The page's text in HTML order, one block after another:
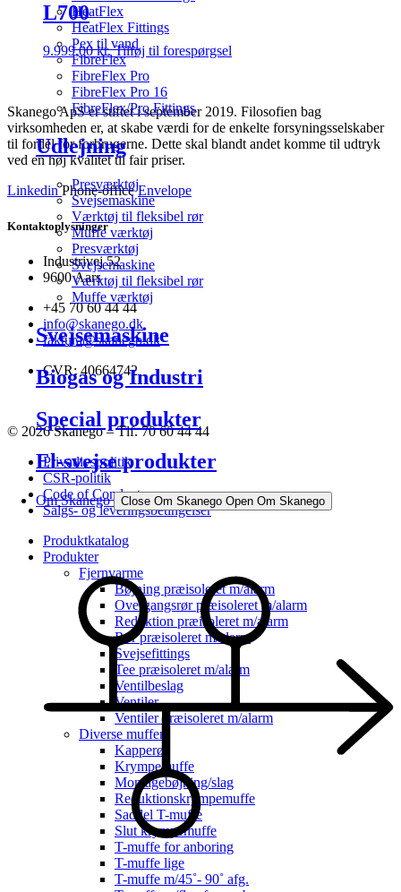
HeatFlex
HeatFlex Fittings
Pex til vand
FibreFlex
FibreFlex Pro
FibreFlex Pro 16
FibreFlex/Pro Fittings
Udlejning
Presværktøj
Svejsemaskine
Værktøj til fleksibel rør
Muffe værktøj
Presværktøj
Svejsemaskine
Værktøj til fleksibel rør
Muffe værktøj
Svejsemaskine
Biogas og Industri
Special produkter
El-svejse produkter
Om Skanego Close Om Skanego Open Om Skanego
L700
9.999,00kr. Tilføj til forespørgsel
Skanego ApS er stiftet i september 2019. Filosofien bag
virksomheden er, at skabe værdi for de enkelte forsyningsselskaber
til fordel for forbrugerne. Dette skal blandt andet komme til udtryk
ved en høj kvalitet til fair priser.
Linkedin Phone-office Envelope
Kontaktoplysninger
Industrivej 52
9600 Aars
+45 70 60 44 44
info@skanego.dk
faktura@skanego.dk
CVR: 40664742
© 2026 Skanego – Tlf. 70 60 44 44
Privatlivspolitik
CSR-politik
Code of Conduct
Salgs- og leveringsbetingelser
Produktkatalog
Produkter
Fjernvarme
Bøjning præisoleret m/alarm
Overgangsrør præisoleret m/alarm
Reduktion præisoleret m/alarm
Rør præisoleret m/alarm
Svejsefittings
Tee præisoleret m/alarm
Ventilbeslag
Ventiler
Ventiler præisoleret m/alarm
Diverse muffer
Kapperør
Krympemuffe
Montagebøjning/slag
Reduktionskrympemuffe
Saddel T-muffe
Slut krympemuffe
T-muffe for anboring
T-muffe lige
T-muffe m/45˚- 90˚ afg.